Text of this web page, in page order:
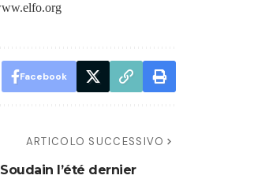
Facebook
ARTICOLO SUCCESSIVO
Soudain l’été dernier